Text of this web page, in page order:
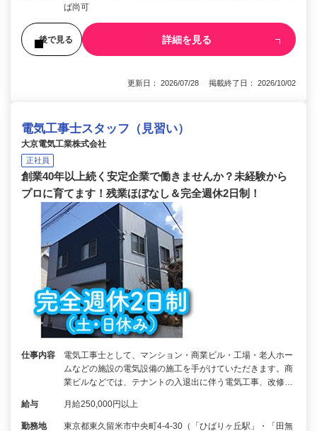
ば尚可
後で見る 詳細を見る
更新日： 2026/07/28 掲載終了日： 2026/10/02
電気工事士スタッフ（見習い）
大京電気工業株式会社
正社員
創業40年以上続く安定企業で働きませんか？未経験から
プロに育てます！残業ほぼなし＆完全週休2日制！
仕事内容
電気工事士として、マンション・商業ビル・工場・老人ホー
ムなどの施設の電気設備の施工を手がけていただきます。商
業ビルなどでは、テナントの入退出に伴う電気工事、改修…
給与 月給250,000円以上
勤務地
東京都東久留米市中央町4-4-30（「ひばりヶ丘駅」・「田無